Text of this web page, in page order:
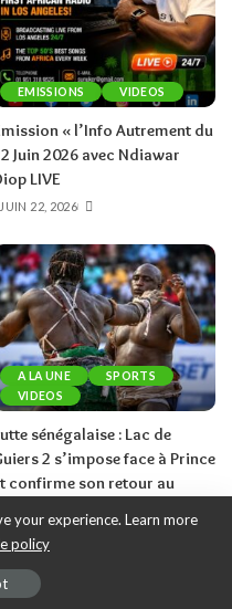
EMISSIONS VIDEOS
« l’Info Autrement du
Juin 2026 avec Ndiawar
LIVE
JUIN 22, 2026
A LA UNE
SPORTS
VIDEOS
sénégalaise : Lac de
2 s’impose face à Prince
confirme son retour au
–
your experience. Learn more
policy